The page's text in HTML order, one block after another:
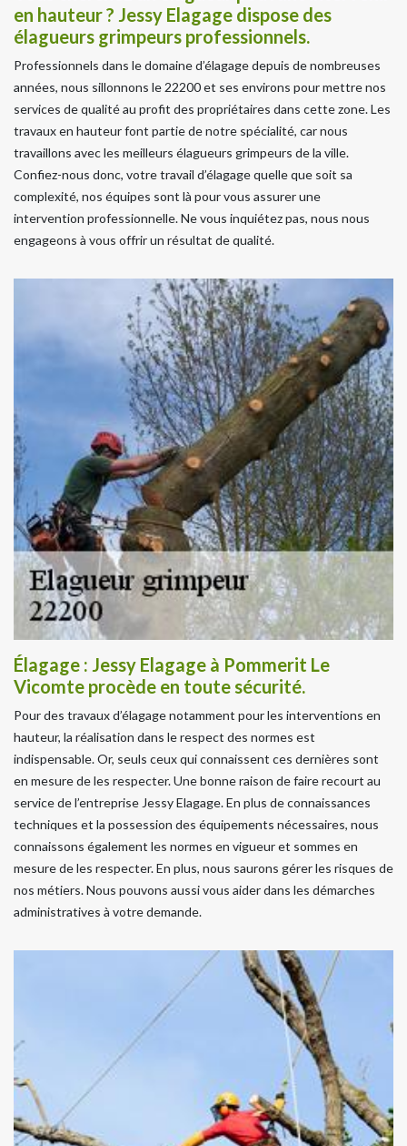
en hauteur ? Jessy Elagage dispose des
élagueurs grimpeurs professionnels.
Professionnels dans le domaine d’élagage depuis de nombreuses
années, nous sillonnons le 22200 et ses environs pour mettre nos
services de qualité au profit des propriétaires dans cette zone. Les
travaux en hauteur font partie de notre spécialité, car nous
travaillons avec les meilleurs élagueurs grimpeurs de la ville.
Confiez-nous donc, votre travail d’élagage quelle que soit sa
complexité, nos équipes sont là pour vous assurer une
intervention professionnelle. Ne vous inquiétez pas, nous nous
engageons à vous offrir un résultat de qualité.
Élagage : Jessy Elagage à Pommerit Le
Vicomte procède en toute sécurité.
Pour des travaux d’élagage notamment pour les interventions en
hauteur, la réalisation dans le respect des normes est
indispensable. Or, seuls ceux qui connaissent ces dernières sont
en mesure de les respecter. Une bonne raison de faire recourt au
service de l’entreprise Jessy Elagage. En plus de connaissances
techniques et la possession des équipements nécessaires, nous
connaissons également les normes en vigueur et sommes en
mesure de les respecter. En plus, nous saurons gérer les risques de
nos métiers. Nous pouvons aussi vous aider dans les démarches
administratives à votre demande.